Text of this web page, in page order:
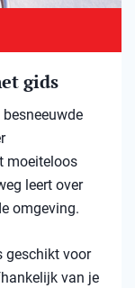
gids
moeiteloos
leert over
omgeving.
geschikt voor
van je